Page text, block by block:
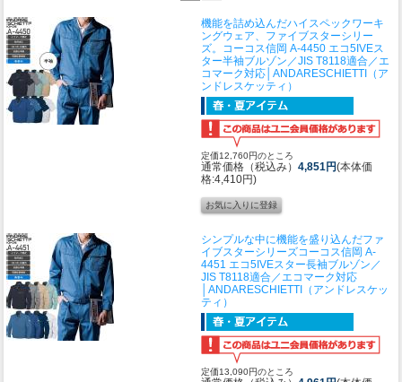
機能を詰め込んだハイスペックワーキ
ングウェア、ファイブスターシリー
ズ。 コーコス信岡 A-4450 エコ5IVEス
ター半袖ブルゾン／JIS T8118適合／エ
コマーク対応│ANDARESCHIETTI（ア
ンドレスケッティ）
定価12,760円のところ
通常価格（税込み） 4,851円(本体価
格:4,410円)
シンプルな中に機能を盛り込んだファ
イブスターシリーズコーコス信岡 A-
4451 エコ5IVEスター長袖ブルゾン／
JIS T8118適合／エコマーク対応
│ANDARESCHIETTI（アンドレスケッ
ティ）
定価13,090円のところ